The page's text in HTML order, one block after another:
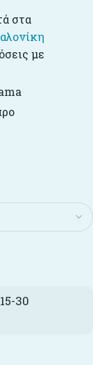
στα
με
30